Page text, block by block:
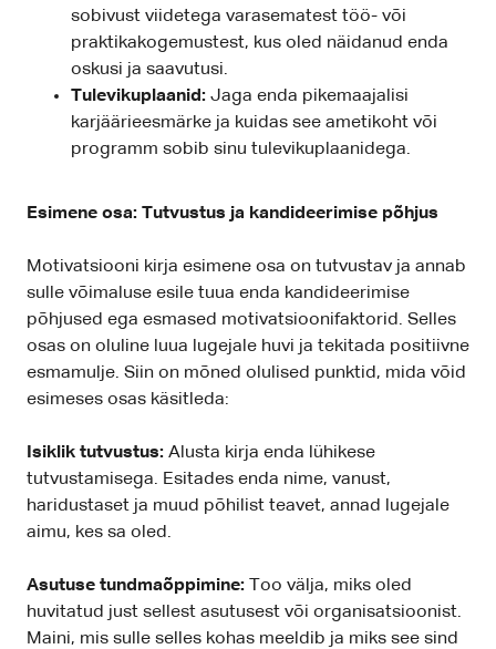
sobivust viidetega varasematest töö- või
praktikakogemustest, kus oled näidanud enda
oskusi ja saavutusi.
Tulevikuplaanid: Jaga enda pikemaajalisi
karjäärieesmärke ja kuidas see ametikoht või
programm sobib sinu tulevikuplaanidega.
Esimene osa: Tutvustus ja kandideerimise põhjus
Motivatsiooni kirja esimene osa on tutvustav ja annab
sulle võimaluse esile tuua enda kandideerimise
põhjused ega esmased motivatsioonifaktorid. Selles
osas on oluline luua lugejale huvi ja tekitada positiivne
esmamulje. Siin on mõned olulised punktid, mida võid
esimeses osas käsitleda:
Isiklik tutvustus: Alusta kirja enda lühikese
tutvustamisega. Esitades enda nime, vanust,
haridustaset ja muud põhilist teavet, annad lugejale
aimu, kes sa oled.
Asutuse tundmaõppimine: Too välja, miks oled
huvitatud just sellest asutusest või organisatsioonist.
Maini, mis sulle selles kohas meeldib ja miks see sind